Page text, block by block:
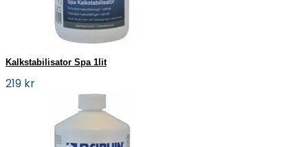
Kalkstabilisator Spa 1lit
219 kr